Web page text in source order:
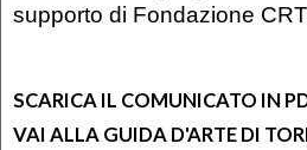
supporto di Fondazione
SCARICA IL COMUNICATO IN
VAI ALLA GUIDA D'ARTE DI